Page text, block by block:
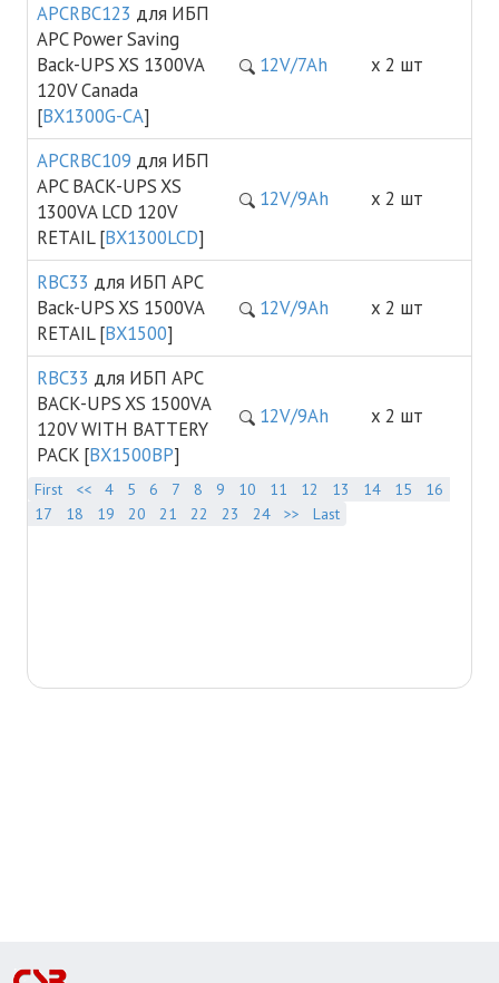
APCRBC123 для ИБП
APC Power Saving
Back-UPS XS 1300VA
120V Canada
[BX1300G-CA]
12V/7Ah х 2 шт
APCRBC109 для ИБП
APC BACK-UPS XS
1300VA LCD 120V
RETAIL [BX1300LCD]
12V/9Ah х 2 шт
RBC33 для ИБП APC
Back-UPS XS 1500VA
RETAIL [BX1500]
12V/9Ah х 2 шт
RBC33 для ИБП APC
BACK-UPS XS 1500VA
120V WITH BATTERY
PACK [BX1500BP]
12V/9Ah х 2 шт
First << 4 5 6 7 8 9 10 11 12 13 14 15
16
17
18 19 20 21 22 23 24 >> Last